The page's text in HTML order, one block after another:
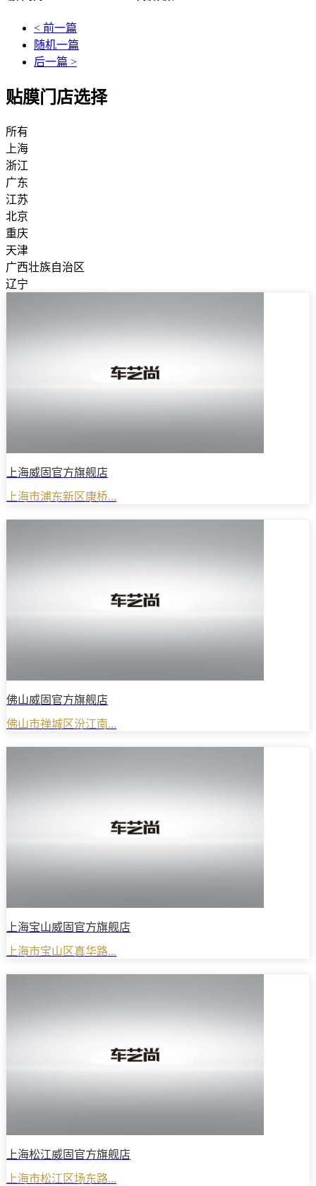
< 前一篇
随机一篇
后一篇 >
贴膜门店选择
所有
上海
浙江
广东
江苏
北京
重庆
天津
广西壮族自治区
辽宁
上海威固官方旗舰店
上海市浦东新区康桥...
佛山威固官方旗舰店
佛山市禅城区汾江南...
上海宝山威固官方旗舰店
上海市宝山区真华路...
上海松江威固官方旗舰店
上海市松江区场东路...